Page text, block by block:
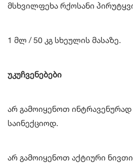
მსხვილფეხა რქოსანი
1 მლ / 50 კგ სხეულის მასაზე.
უკუჩვენებები
არ გამოიყენოთ ინტრავენურად
საინექციოდ.
არ გამოიყენოთ აქტიური